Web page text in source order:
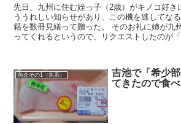
先日、九州に住む姪っ子（2歳）がキノコ好き
ううれしい知らせがあり、この機を逃してな
籍を数冊見繕って贈った。 そのお礼に姉が九
ってくれるというので、リクエストしたのが
魚介その1（魚系）
吉池で「希少
てきたので食